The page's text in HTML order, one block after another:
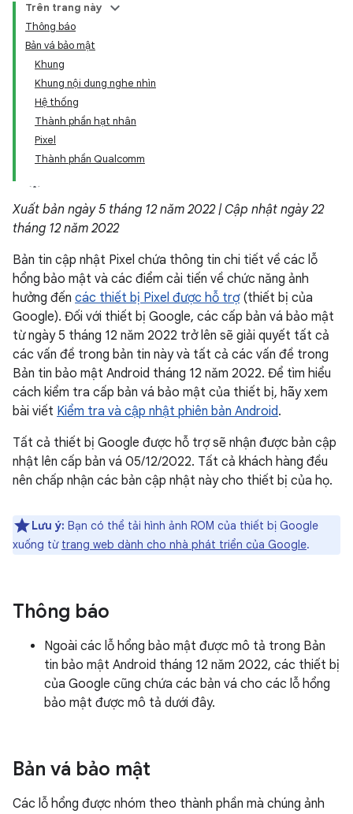
Trên trang này
Thông báo
Bản vá bảo mật
Khung
Khung nội dung nghe nhìn
Hệ thống
Thành phần hạt nhân
Pixel
Thành phần Qualcomm
Xuất bản ngày 5 tháng 12 năm 2022 | Cập nhật ngày 22
tháng 12 năm 2022
Bản tin cập nhật Pixel chứa thông tin chi tiết về các lỗ
hổng bảo mật và các điểm cải tiến về chức năng ảnh
hưởng đến các thiết bị Pixel được hỗ trợ(thiết bị của
Google). Đối với thiết bị Google, các cấp bản vá bảo mật
từ ngày 5 tháng 12 năm 2022 trở lên sẽ giải quyết tất cả
các vấn đề trong bản tin này và tất cả các vấn đề trong
Bản tin bảo mật Android tháng 12 năm 2022. Để tìm hiểu
cách kiểm tra cấp bản vá bảo mật của thiết bị, hãy xem
bài viết Kiểm tra và cập nhật phiên bản Android.
Tất cả thiết bị Google được hỗ trợ sẽ nhận được bản cập
nhật lên cấp bản vá 05/12/2022. Tất cả khách hàng đều
nên chấp nhận các bản cập nhật này cho thiết bị của họ.
Lưu ý: Bạn có thể tải hình ảnh ROM của thiết bị Google
xuống từ trang web dành cho nhà phát triển của Google.
Thông báo
Ngoài các lỗ hổng bảo mật được mô tả trong Bản
tin bảo mật Android tháng 12 năm 2022, các thiết bị
của Google cũng chứa các bản vá cho các lỗ hổng
bảo mật được mô tả dưới đây.
Bản vá bảo mật
Các lỗ hổng được nhóm theo thành phần mà chúng ảnh